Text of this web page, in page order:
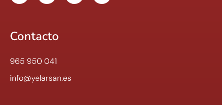
Contacto
965 950 041
info@yelarsan.es